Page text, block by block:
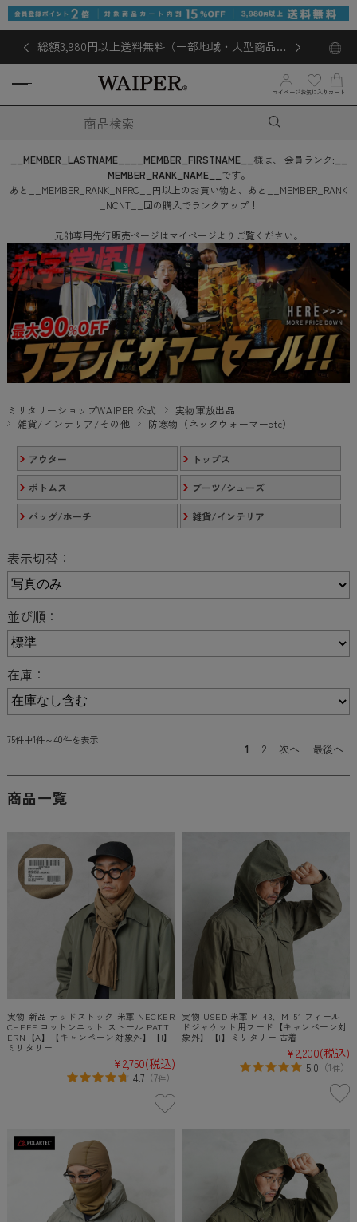
総額3,980円以上送料無料（一部地域・大型商品対
マイページ お気に入り カート
__MEMBER_LASTNAME__ __MEMBER_FIRSTNAME__ 様は、 会員ランク:
MEMBER_RANK_NAME__ です。
あと
__MEMBER_RANK_NPRC__ 円以上のお買い物と、あと
__MEMBER_RANK
_NCNT__ 回の購入でランクアップ！
元帥専用先行販売ページはマイページよりご覧ください。
ミリタリーショップWAIPER 公式
実物軍放出品
雑貨/インテリア/その他
防寒物（ネックウォーマーetc）
アウター トップス
ボトムス ブーツ/シューズ
バッグ/ホーチ 雑貨/インテリア
表示切替：
並び順：
在庫：
75件中1件～40件を表示
1 2 次へ 最後へ
商品一覧
実物 新品 デッドストック 米軍 NECKER
CHEEF コットンニット ストール PATT
ERN【A】【キャンペーン対象外】【I】
ミリタリー
¥2,750(税込)
4.7（7件）
実物 USED 米軍 M-43、M-51 フィール
ドジャケット用フード【キャンペーン対
象外】【I】ミリタリー 古着
¥2,200(税込)
5.0 （1件）